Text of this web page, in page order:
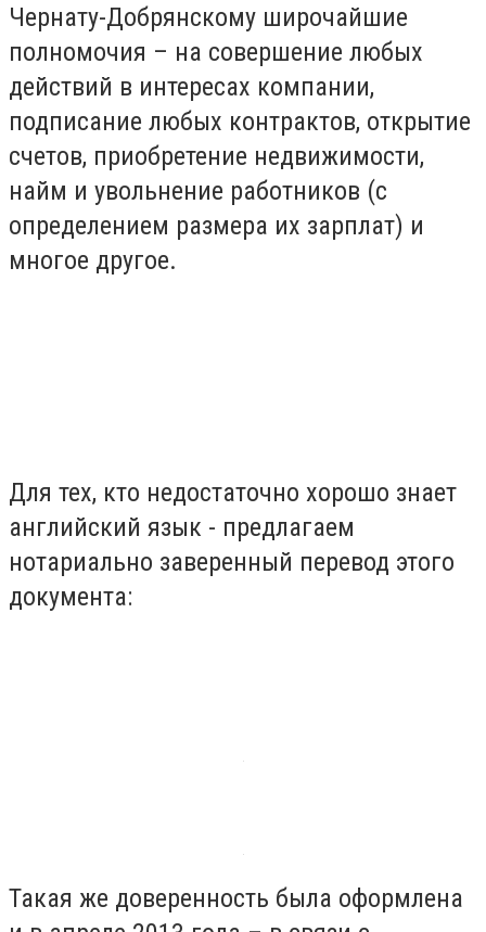
Чернату-Добрянскому широчайшие
полномочия – на совершение любых
действий в интересах компании,
подписание любых контрактов, открытие
счетов, приобретение недвижимости,
найм и увольнение работников (с
определением размера их зарплат) и
многое другое.
Для тех, кто недостаточно хорошо знает
английский язык - предлагаем
нотариально заверенный перевод этого
документа:
Такая же доверенность была оформлена